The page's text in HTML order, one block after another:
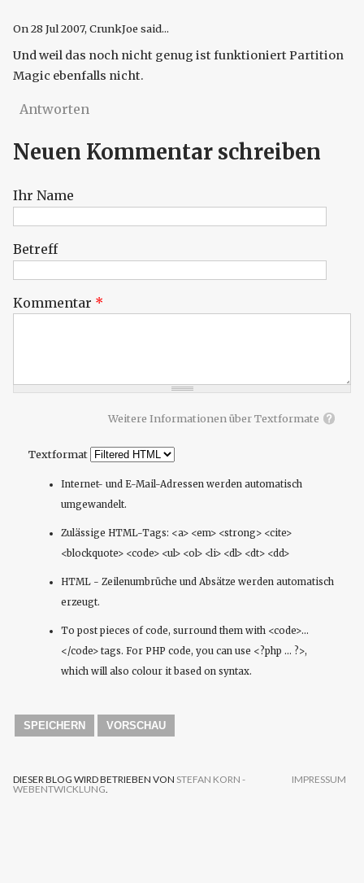
On28 Jul 2007, CrunkJoe said...
Und weil das noch nicht genug ist funktioniert Partition
Magic ebenfalls nicht.
Antworten
Neuen Kommentar schreiben
Ihr Name
Betreff
Kommentar *
Weitere Informationen über Textformate
Textformat
Internet- und E-Mail-Adressen werden automatisch
umgewandelt.
Zulässige HTML-Tags: <a> <em> <strong> <cite>
<blockquote> <code> <ul> <ol> <li> <dl> <dt> <dd>
HTML - Zeilenumbrüche und Absätze werden automatisch
erzeugt.
To post pieces of code, surround them with <code>...
</code> tags. For PHP code, you can use <?php ... ?>,
which will also colour it based on syntax.
IMPRESSUM
DIESER BLOG WIRD BETRIEBEN VON STEFAN KORN -
WEBENTWICKLUNG